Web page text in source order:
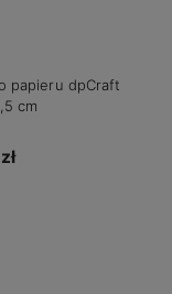
papieru dpCraft
cm